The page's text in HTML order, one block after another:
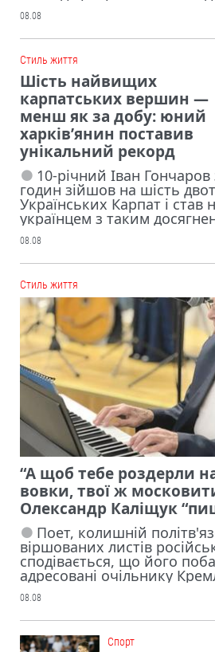
08.08
Cтиль життя
Шість найвищих
карпатських вершин —
менш як за добу: юний
харків’янин поставив
унікальний рекорд
10-річний Іван
годин зійшов на шість
Українських Карпат і
українцем з таким
08.08
Cтиль життя
“А щоб тебе роздерли
вовки, твої ж
Олександр Каліщук
Поет, колишній
віршованих листів
сподівається, що його
адресовані очільнику
08.08
Cпорт